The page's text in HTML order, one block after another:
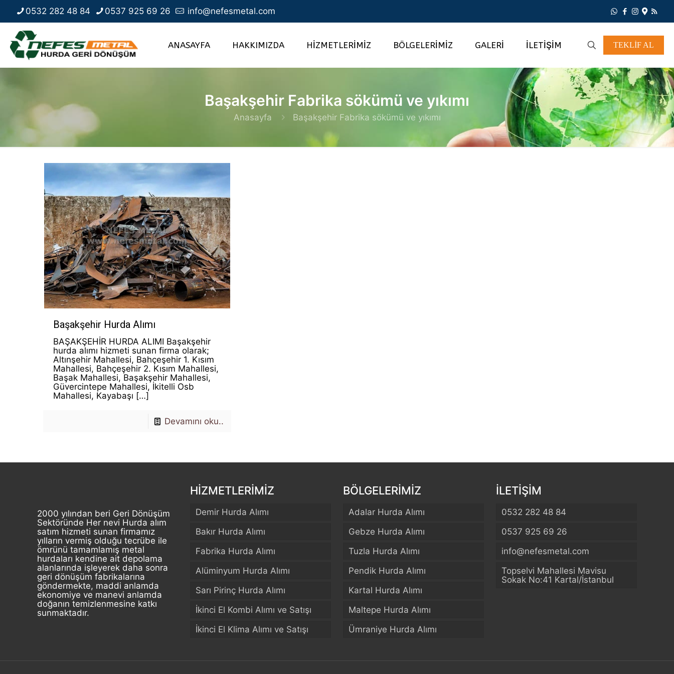
0532 282 48 84 0537 925 69 26 info@nefesmetal.com
ANASAYFA HAKKIMIZDA HİZMETLERİMİZ BÖLGELERİMİZ GALERİ İLETİŞİM TEKLİF AL
Başakşehir Fabrika sökümü ve yıkımı
Anasayfa Başakşehir Fabrika sökümü ve yıkımı
Başakşehir Hurda Alımı
BAŞAKŞEHİR HURDA ALIMI Başakşehir
hurda alımı hizmeti sunan firma olarak;
Altınşehir Mahallesi, Bahçeşehir 1. Kısım
Mahallesi, Bahçeşehir 2. Kısım Mahallesi,
Başak Mahallesi, Başakşehir Mahallesi,
Güvercintepe Mahallesi, İkitelli Osb
Mahallesi, Kayabaşı […]
Devamını oku..
2000 yılından beri Geri Dönüşüm
Sektöründe Her nevi Hurda alım
satım hizmeti sunan firmamız
yılların vermiş olduğu tecrübe ile
ömrünü tamamlamış metal
hurdaları kendine ait depolama
alanlarında işleyerek daha sonra
geri dönüşüm fabrikalarına
göndermekte, maddi anlamda
ekonomiye ve manevi anlamda
doğanın temizlenmesine katkı
sunmaktadır.
HİZMETLERİMİZ
Demir Hurda Alımı
Bakır Hurda Alımı
Fabrika Hurda Alımı
Alüminyum Hurda Alımı
Sarı Pirinç Hurda Alımı
İkinci El Kombi Alımı ve Satışı
İkinci El Klima Alımı ve Satışı
BÖLGELERİMİZ
Adalar Hurda Alımı
Gebze Hurda Alımı
Tuzla Hurda Alımı
Pendik Hurda Alımı
Kartal Hurda Alımı
Maltepe Hurda Alımı
Ümraniye Hurda Alımı
İLETİŞİM
0532 282 48 84
0537 925 69 26
info@nefesmetal.com
Topselvi Mahallesi Mavisu
Sokak No:41 Kartal/İstanbul